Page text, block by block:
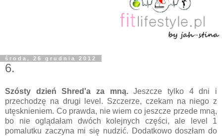
środa, 26 grudnia 2012
6.
Szósty dzień Shred'a za mną.Jeszcze tylko 4 dni i
przechodzę na drugi level. Szczerze, czekam na niego z
utęsknieniem. Co prawda, nie wiem co jeszcze przede mną,
bo nie oglądałam dwóch kolejnych części, ale level 1
pomalutku zaczyna mi się nudzić. Dodatkowo doszłam do